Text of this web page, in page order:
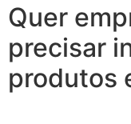
Quer
precisar
produtos